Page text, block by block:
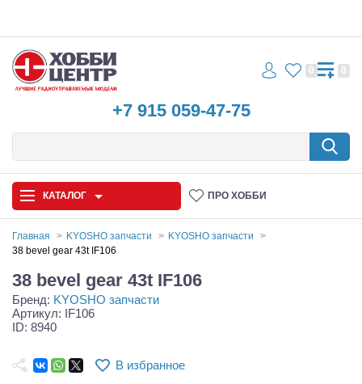
+7 915 059-47-75
0 0
КАТАЛОГ ПРО ХОББИ
Запчасти и аксессуары
Игрушки
Самолеты
Главная KYOSHO запчасти
KYOSHO запчасти
38 bevel gear 43t IF106
38 bevel gear 43t IF106
Бренд: KYOSHO запчасти
Артикул: IF106
ID: 8940
В избранное